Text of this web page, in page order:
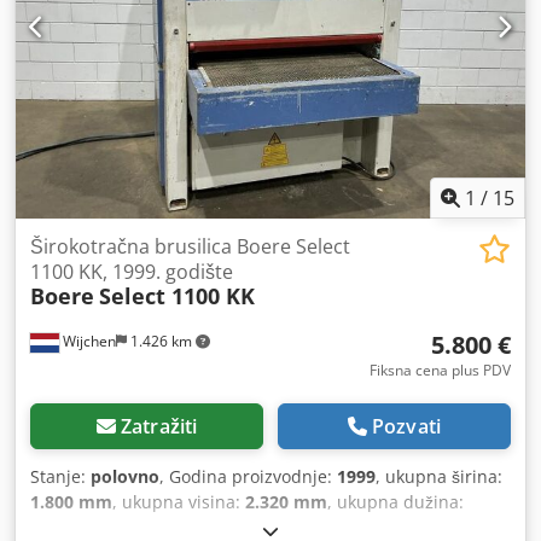
1 / 15
Wijchen 1.426 km
Širokotračna brusilica Boere Select
1100 KK, 1999. godište
Boere Select 1100 KK
5.800 €
Fiksna cena plus PDV
Zatražiti Pozvati
Stanje: polovno, Godina proizvodnje: 1999, ukupna širina:
1.800 mm, ukupna visina: 2.320 mm, ukupna dužina:
, Boja: Bela Sopstvena težina: 2.500 kg - Godina